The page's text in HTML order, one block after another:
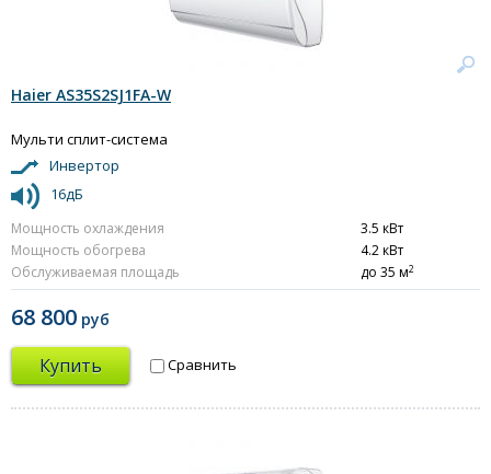
Haier AS35S2SJ1FA-W
Мульти сплит-система
Инвертор
16дБ
Мощность охлаждения
3.5 кВт
Мощность обогрева
4.2 кВт
Обслуживаемая площадь
до 35 м2
68 800 руб
Купить Сравнить